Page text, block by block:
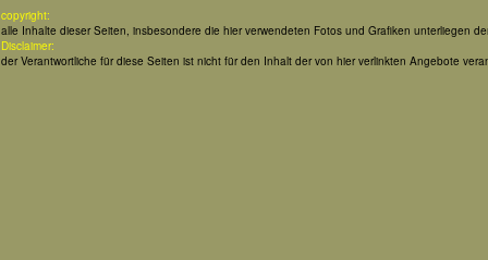
copyright:
alle Inhalte dieser Seiten, insbesondere die hier verwendeten Fotos und Grafiken unterliegen
Disclaimer:
der Verantwortliche für diese Seiten ist nicht für den Inhalt der von hier verlinkten Angebote